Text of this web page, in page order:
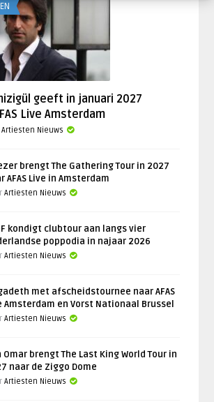
geeft in januari 2027
Live Amsterdam
Artiesten Nieuws
brengt The Gathering Tour in 2027
AFAS Live in Amsterdam
Artiesten Nieuws
kondigt clubtour aan langs vier
poppodia in najaar 2026
Artiesten Nieuws
met afscheidstournee naar AFAS
Amsterdam en Vorst Nationaal Brussel
Artiesten Nieuws
Omar brengt The Last King World Tour in
naar de Ziggo Dome
Artiesten Nieuws